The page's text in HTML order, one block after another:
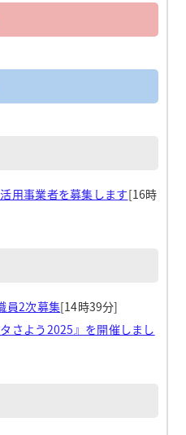
用事業者を募集します[16時
員2次募集[14時39分]
さよう2025』を開催しまし